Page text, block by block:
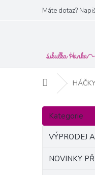
obsah
Máte dotaz?
Domů
P
s
Přeskočit
kategorie
Kategorie
VÝPRODEJ
NOVINKY